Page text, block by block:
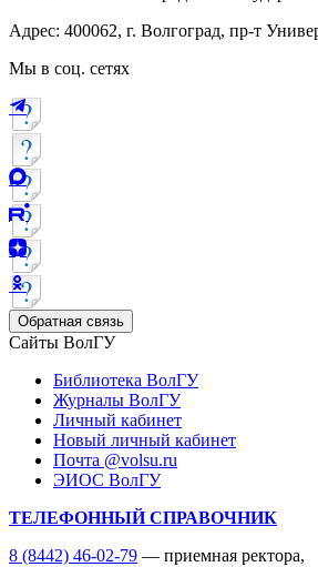
Адрес: 400062, г. Волгоград, пр-т
Мы в соц. сетях
Обратная связь
Сайты ВолГУ
Библиотека ВолГУ
Журналы ВолГУ
Личный кабинет
Новый личный кабинет
Почта @volsu.ru
ЭИОС ВолГУ
ТЕЛЕФОННЫЙ СПРАВОЧНИК
8 (8442) 46-02-79 — приемная ректора,